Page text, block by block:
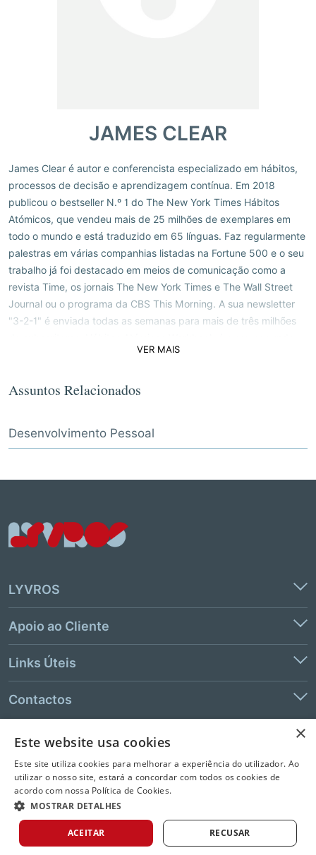
JAMES CLEAR
James Clear é autor e conferencista especializado em hábitos,
processos de decisão e aprendizagem contínua. Em 2018
publicou o bestseller N.º 1 do The New York Times Hábitos
Atómicos, que vendeu mais de 25 milhões de exemplares em
todo o mundo e está traduzido em 65 línguas. Faz regularmente
palestras em várias companhias listadas na Fortune 500 e o seu
trabalho já foi destacado em meios de comunicação como a
revista Time, os jornais The New York Times e The Wall Street
Journal ou o programa da CBS This Morning. A sua newsletter
"3-2-1" é enviada todas as semanas para mais de três milhões
VER MAIS
Assuntos Relacionados
Desenvolvimento Pessoal
LYVROS
Apoio ao Cliente
Links Úteis
Contactos
© 2026 LeYa, S.A. Todos os direitos reservados. Não é permitida a
extração de texto e de dados.
×
Este website usa cookies
Este site utiliza cookies para melhorar a experiência do utilizador. Ao
utilizar o nosso site, estará a concordar com todos os cookies de
acordo com nossa Política de Cookies.
MOSTRAR DETALHES
ACEITAR RECUSAR